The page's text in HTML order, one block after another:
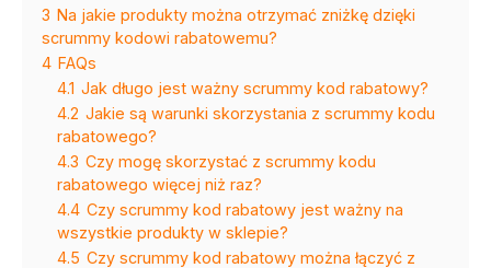
3 Na jakie produkty można otrzymać zniżkę dzięki
scrummy kodowi rabatowemu?
4 FAQs
4.1 Jak długo jest ważny scrummy kod rabatowy?
4.2 Jakie są warunki skorzystania z scrummy kodu
rabatowego?
4.3 Czy mogę skorzystać z scrummy kodu
rabatowego więcej niż raz?
4.4 Czy scrummy kod rabatowy jest ważny na
wszystkie produkty w sklepie?
4.5 Czy scrummy kod rabatowy można łączyć z